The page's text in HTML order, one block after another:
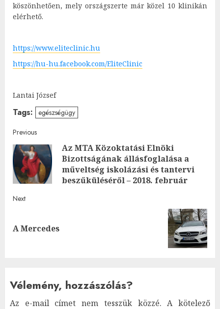
köszönhetően, mely országszerte már közel 10 klinikán
elérhető.
https://www.eliteclinic.hu
https://hu-hu.facebook.com/EliteClinic
Lantai József
Tags: egészségügy
Post
navigation
Previous
Az MTA Közoktatási Elnöki
Bizottságának állásfoglalása a
műveltség iskolázási és tantervi
beszűküléséről – 2018. február
Next
Next
A Mercedes
Vélemény, hozzászólás?
Az e-mail címet nem tesszük közzé. A kötelező